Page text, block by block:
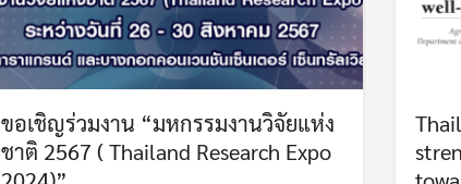
ขอเชิญร่วมงาน “มหกรรมงานวิจัยแห่ง
ชาติ 2567 ( Thailand Research Expo